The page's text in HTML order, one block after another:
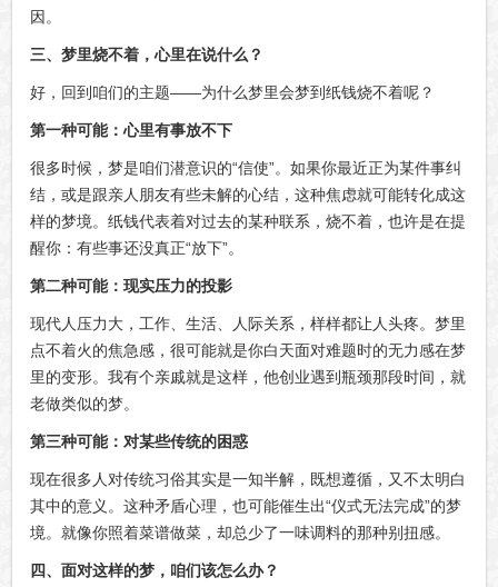
因。
三、梦里烧不着，心里在说什么？
好，回到咱们的主题——为什么梦里会梦到纸钱烧不着呢？
第一种可能：心里有事放不下
很多时候，梦是咱们潜意识的“信使”。如果你最近正为某件事纠
结，或是跟亲人朋友有些未解的心结，这种焦虑就可能转化成这
样的梦境。纸钱代表着对过去的某种联系，烧不着，也许是在提
醒你：有些事还没真正“放下”。
第二种可能：现实压力的投影
现代人压力大，工作、生活、人际关系，样样都让人头疼。梦里
点不着火的焦急感，很可能就是你白天面对难题时的无力感在梦
里的变形。我有个亲戚就是这样，他创业遇到瓶颈那段时间，就
老做类似的梦。
第三种可能：对某些传统的困惑
现在很多人对传统习俗其实是一知半解，既想遵循，又不太明白
其中的意义。这种矛盾心理，也可能催生出“仪式无法完成”的梦
境。就像你照着菜谱做菜，却总少了一味调料的那种别扭感。
四、面对这样的梦，咱们该怎么办？